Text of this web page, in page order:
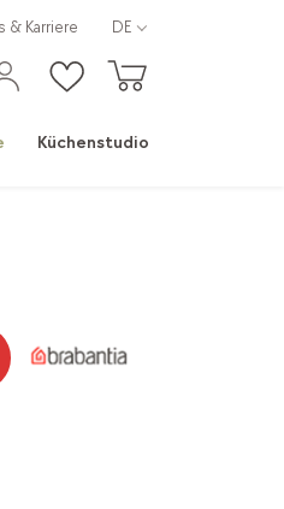
Küchenstudio
& Karriere DE